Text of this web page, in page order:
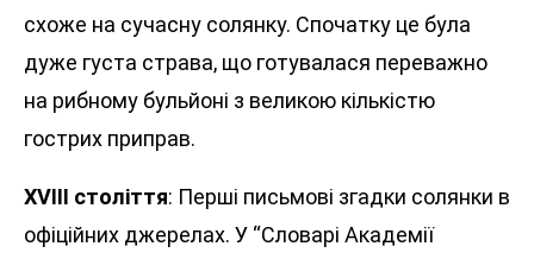
схоже на сучасну солянку. Спочатку це була
дуже густа страва, що готувалася переважно
на рибному бульйоні з великою кількістю
гострих приправ.
XVIII століття: Перші письмові згадки солянки в
офіційних джерелах. У “Словарі Академії